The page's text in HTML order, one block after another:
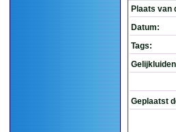
Plaats van
Datum:
Tags:
Geplaatst